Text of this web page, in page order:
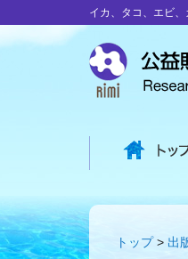
イカ、タコ、エビ
トップ 出